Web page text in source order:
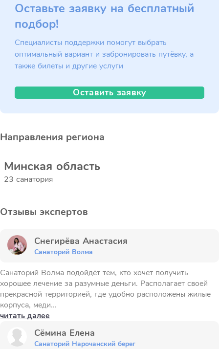
Оставьте заявку на бесплатный
подбор!
Специалисты поддержки помогут выбрать
оптимальный вариант и забронировать путёвку, а
также билеты и другие услуги
Оставить заявку
Направления региона
Минская область
23 санатория
Отзывы экспертов
Снегирёва Анастасия
Санаторий Волма
Санаторий Волма подойдёт тем, кто хочет получить
хорошее лечение за разумные деньги. Располагает своей
прекрасной территорией, где удобно расположены жилые
корпуса, меди...
читать далее
Сёмина Елена
Санаторий Нарочанский берег